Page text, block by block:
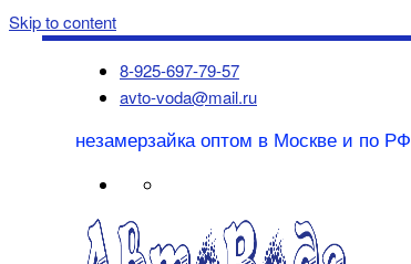
Skip to content
8-925-697-79-57
avto-voda@mail.ru
незамерзайка оптом в Москве и по РФ